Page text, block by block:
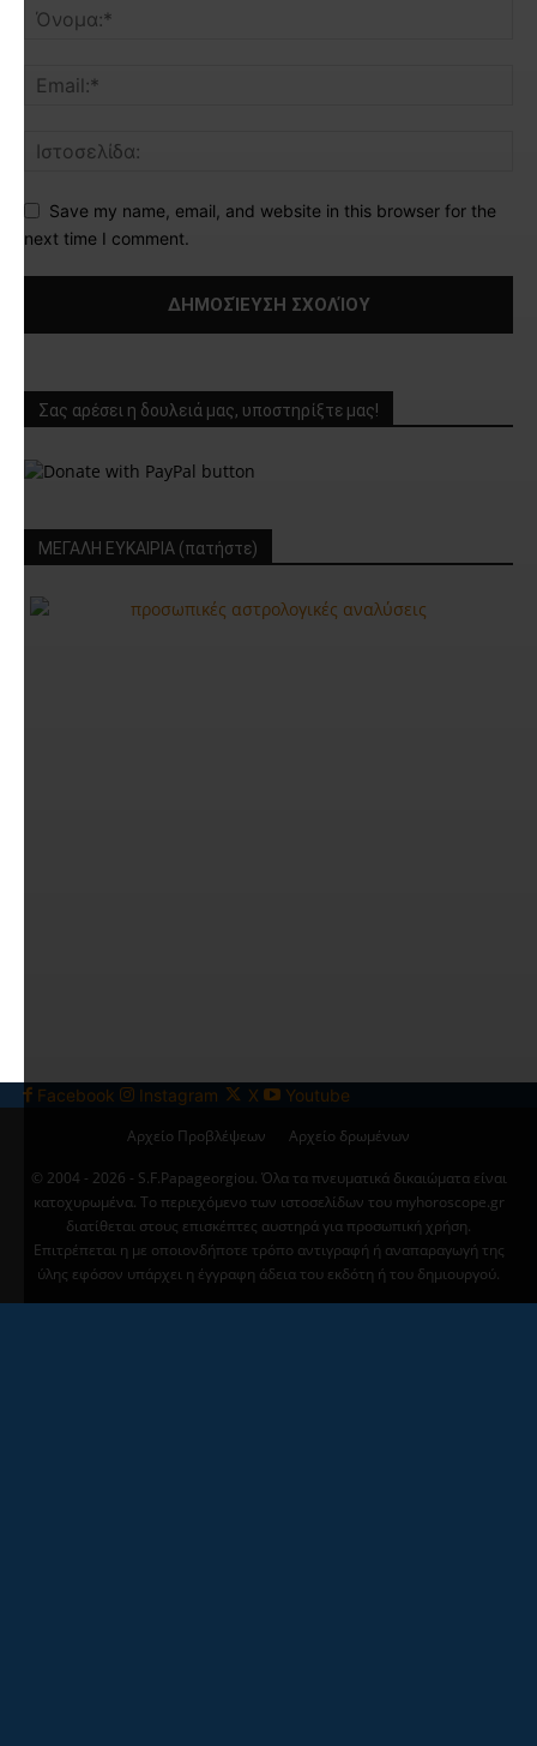
Save my name, email, and website in this browser for the
next time I comment.
Σας αρέσει η δουλειά μας, υποστηρίξτε μας!
ΜΕΓΑΛΗ ΕΥΚΑΙΡΙΑ (πατήστε)
Facebook Instagram X
Youtube
Αρχείο Προβλέψεων
Αρχείο δρωμένων
© 2004 - 2026 - S.F.Papageorgiou. Όλα τα πνευματικά δικαιώματα είναι
κατοχυρωμένα. Το περιεχόμενο των ιστοσελίδων του myhoroscope.gr
διατίθεται στους επισκέπτες αυστηρά για προσωπική χρήση.
Επιτρέπεται η με οποιονδήποτε τρόπο αντιγραφή ή αναπαραγωγή της
ύλης εφόσον υπάρχει η έγγραφη άδεια του εκδότη ή του δημιουργού.